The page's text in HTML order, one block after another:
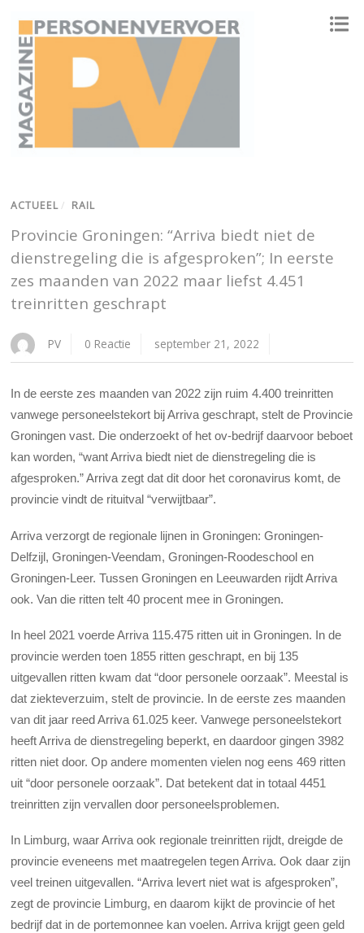
ACTUEEL / RAIL
Provincie Groningen: “Arriva biedt niet de
dienstregeling die is afgesproken”; In eerste
zes maanden van 2022 maar liefst 4.451
treinritten geschrapt
PV 0 Reactie september 21, 2022
In de eerste zes maanden van 2022 zijn ruim 4.400 treinritten
vanwege personeelstekort bij Arriva geschrapt, stelt de Provincie
Groningen vast. Die onderzoekt of het ov-bedrijf daarvoor beboet
kan worden, “want Arriva biedt niet de dienstregeling die is
afgesproken.” Arriva zegt dat dit door het coronavirus komt, de
provincie vindt de rituitval “verwijtbaar”.
Arriva verzorgt de regionale lijnen in Groningen: Groningen-
Delfzijl, Groningen-Veendam, Groningen-Roodeschool en
Groningen-Leer. Tussen Groningen en Leeuwarden rijdt Arriva
ook. Van die ritten telt 40 procent mee in Groningen.
In heel 2021 voerde Arriva 115.475 ritten uit in Groningen. In de
provincie werden toen 1855 ritten geschrapt, en bij 135
uitgevallen ritten kwam dat “door personele oorzaak”. Meestal is
dat ziekteverzuim, stelt de provincie. In de eerste zes maanden
van dit jaar reed Arriva 61.025 keer. Vanwege personeelstekort
heeft Arriva de dienstregeling beperkt, en daardoor gingen 3982
ritten niet door. Op andere momenten vielen nog eens 469 ritten
uit “door personele oorzaak”. Dat betekent dat in totaal 4451
treinritten zijn vervallen door personeelsproblemen.
In Limburg, waar Arriva ook regionale treinritten rijdt, dreigde de
provincie eveneens met maatregelen tegen Arriva. Ook daar zijn
veel treinen uitgevallen. “Arriva levert niet wat is afgesproken”,
zegt de provincie Limburg, en daarom kijkt de provincie of het
bedrijf dat in de portemonnee kan voelen. Arriva krijgt geen geld